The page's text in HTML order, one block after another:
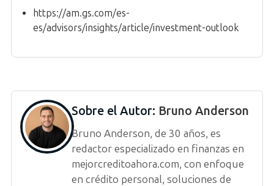
https://am.gs.com/es-
es/advisors/insights/article/investment-outlook
Sobre el Autor: Bruno Anderson
Bruno Anderson, de 30 años, es
redactor especializado en finanzas en
mejorcreditoahora.com, con enfoque
en crédito personal, soluciones de